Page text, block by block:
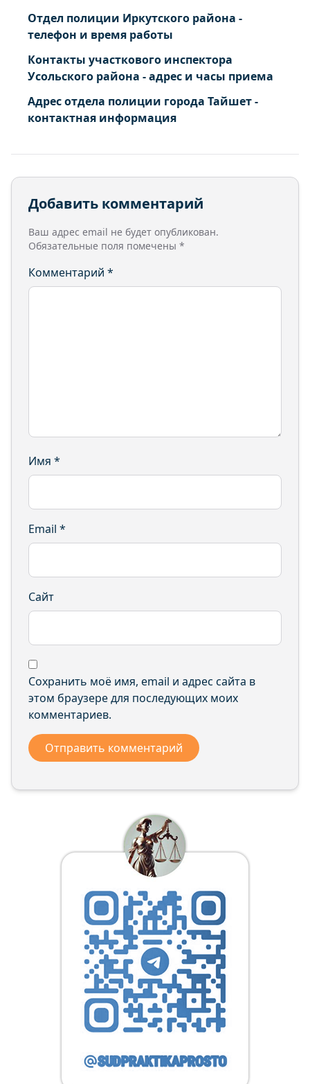
Отдел полиции Иркутского района -
телефон и время работы
Контакты участкового инспектора
Усольского района - адрес и часы приема
Адрес отдела полиции города Тайшет -
контактная информация
Добавить комментарий
Ваш адрес email не будет опубликован.
Обязательные поля помечены *
Комментарий *
Имя *
Email *
Сайт
Сохранить моё имя, email и адрес сайта в
этом браузере для последующих моих
комментариев.